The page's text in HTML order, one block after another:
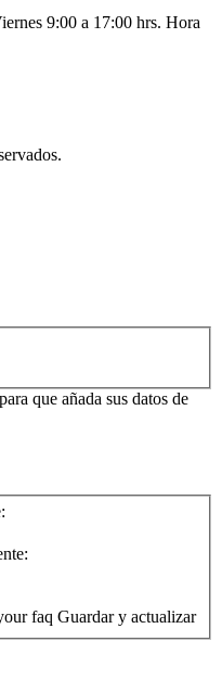
9:00 a 17:00 hrs. Hora
que añada sus datos de
faq Guardar y actualizar